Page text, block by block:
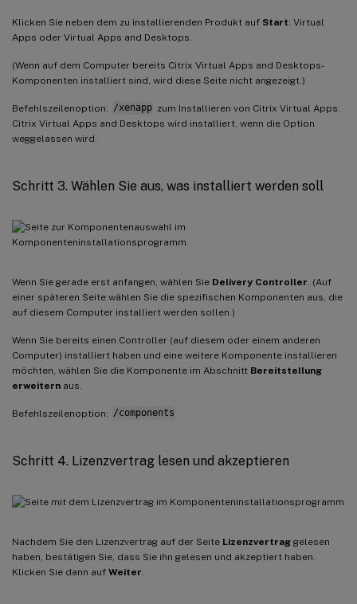
Klicken Sie neben dem zu installierenden Produkt auf Start: Virtual
Apps oder Virtual Apps and Desktops.
(Wenn auf dem Computer bereits Citrix Virtual Apps and Desktops-
Komponenten installiert sind, wird diese Seite nicht angezeigt.)
Befehlszeilenoption: /xenapp zum Installieren von Citrix Virtual Apps.
Citrix Virtual Apps and Desktops wird installiert, wenn die Option
weggelassen wird.
Schritt 3. Wählen Sie aus, was installiert werden soll
Wenn Sie gerade erst anfangen, wählen Sie Delivery Controller . (Auf
einer späteren Seite wählen Sie die spezifischen Komponenten aus, die
auf diesem Computer installiert werden sollen.)
Wenn Sie bereits einen Controller (auf diesem oder einem anderen
Computer) installiert haben und eine weitere Komponente installieren
möchten, wählen Sie die Komponente im Abschnitt Bereitstellung
erweitern aus.
Befehlszeilenoption: /components
Schritt 4. Lizenzvertrag lesen und akzeptieren
Nachdem Sie den Lizenzvertrag auf der Seite Lizenzvertrag gelesen
haben, bestätigen Sie, dass Sie ihn gelesen und akzeptiert haben.
Klicken Sie dann auf Weiter